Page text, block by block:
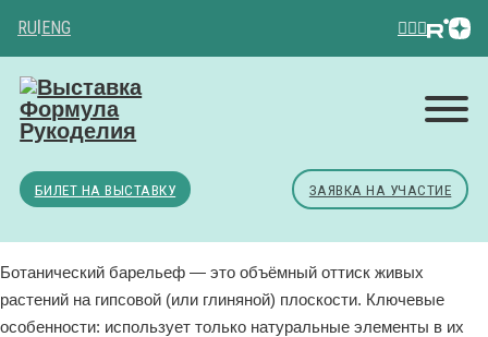
RU ENG
БИЛЕТ НА ВЫСТАВКУ ЗАЯВКА НА УЧАСТИЕ
Ботанический барельеф — это объёмный оттиск живых
растений на гипсовой (или глиняной) плоскости. Ключевые
особенности: использует только натуральные элементы в их